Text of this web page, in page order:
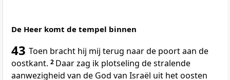
De Heer komt de tempel binnen
43 Toen bracht hij mij terug naar de poort aan de
oostkant. 2 Daar zag ik plotseling de stralende
aanwezigheid van de God van Israël uit het oosten